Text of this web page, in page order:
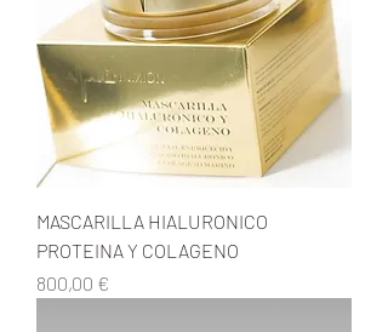
MASCARILLA HIALURONICO
PROTEINA Y COLAGENO
Prix
800,00 €